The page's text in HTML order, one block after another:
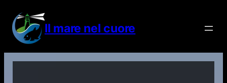
contenuto
Il mare nel cuore